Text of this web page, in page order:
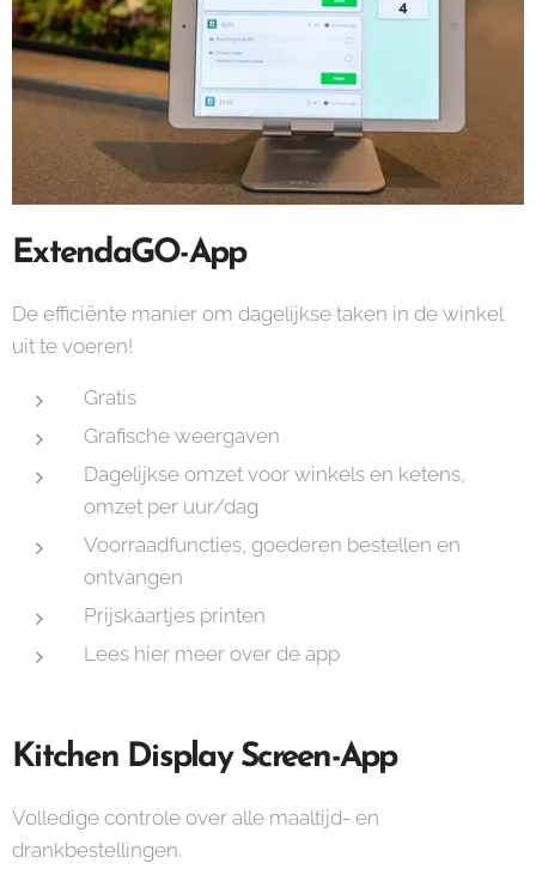
ExtendaGO-App
De efficiënte manier om dagelijkse taken in de winkel
uit te voeren!
Gratis
Grafische weergaven
Dagelijkse omzet voor winkels en ketens,
omzet per uur/dag
Voorraadfuncties, goederen bestellen en
ontvangen
Prijskaartjes printen
Lees hier meer over de app
Kitchen Display Screen-App
Volledige controle over alle maaltijd- en
drankbestellingen.